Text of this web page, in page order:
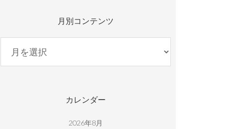
月別コンテンツ
コ
カレンダー
2026年8月